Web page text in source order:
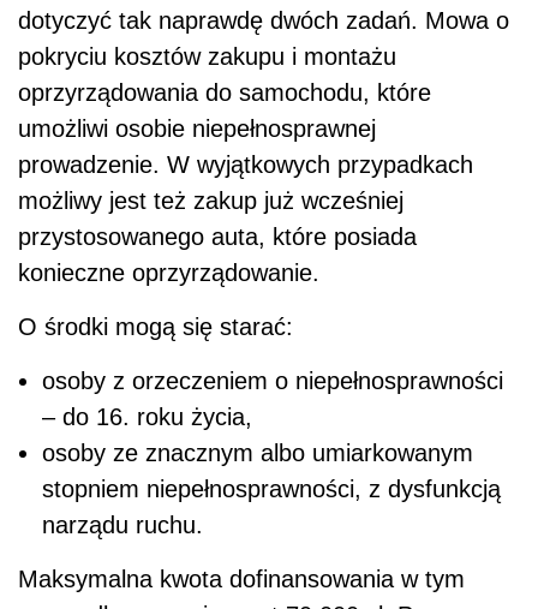
dotyczyć tak naprawdę dwóch zadań. Mowa o
pokryciu kosztów zakupu i montażu
oprzyrządowania do samochodu, które
umożliwi osobie niepełnosprawnej
prowadzenie. W wyjątkowych przypadkach
możliwy jest też zakup już wcześniej
przystosowanego auta, które posiada
konieczne oprzyrządowanie.
O środki mogą się starać:
osoby z orzeczeniem o niepełnosprawności
– do 16. roku życia,
osoby ze znacznym albo umiarkowanym
stopniem niepełnosprawności, z dysfunkcją
narządu ruchu.
Maksymalna kwota dofinansowania w tym